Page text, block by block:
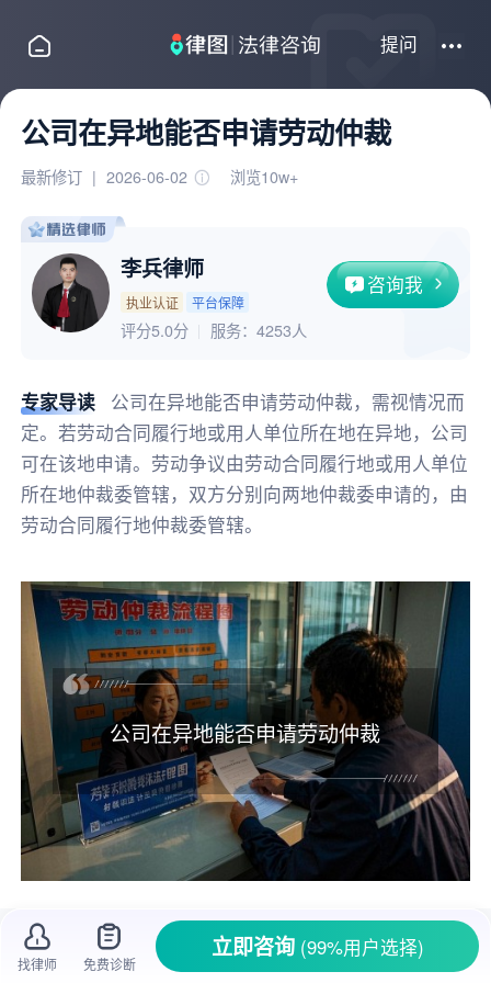
提问
公司在异地能否申请劳动仲裁
最新修订 | 2026-06-02 浏览10w+
李兵律师
执业认证 平台保障
咨询我
评分5.0分 服务： 4253人
专家导读
公司在异地能否申请劳动仲裁，需视情况而
定。若劳动合同履行地或用人单位所在地在异地，公司
可在该地申请。劳动争议由劳动合同履行地或用人单位
所在地仲裁委管辖，双方分别向两地仲裁委申请的，由
劳动合同履行地仲裁委管辖。
公司在异地能否申请劳动仲裁
很多人在外地工作，遇到公司侵害自己权益
时，会犯难不知道该怎么办。比如小李在外地一
找律师 免费诊断
立即咨询 (99%用户选择)